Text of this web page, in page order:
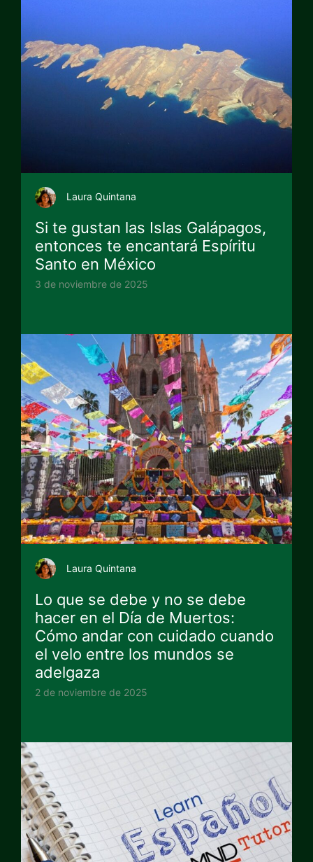
Laura Quintana
Si te gustan las Islas Galápagos,
entonces te encantará Espíritu
Santo en México
3 de noviembre de 2025
Laura Quintana
Lo que se debe y no se debe
hacer en el Día de Muertos:
Cómo andar con cuidado cuando
el velo entre los mundos se
adelgaza
2 de noviembre de 2025